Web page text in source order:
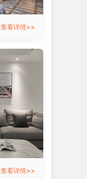
查看详情>>
查看详情>>